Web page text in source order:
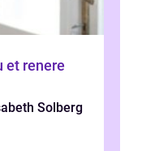
Solberg